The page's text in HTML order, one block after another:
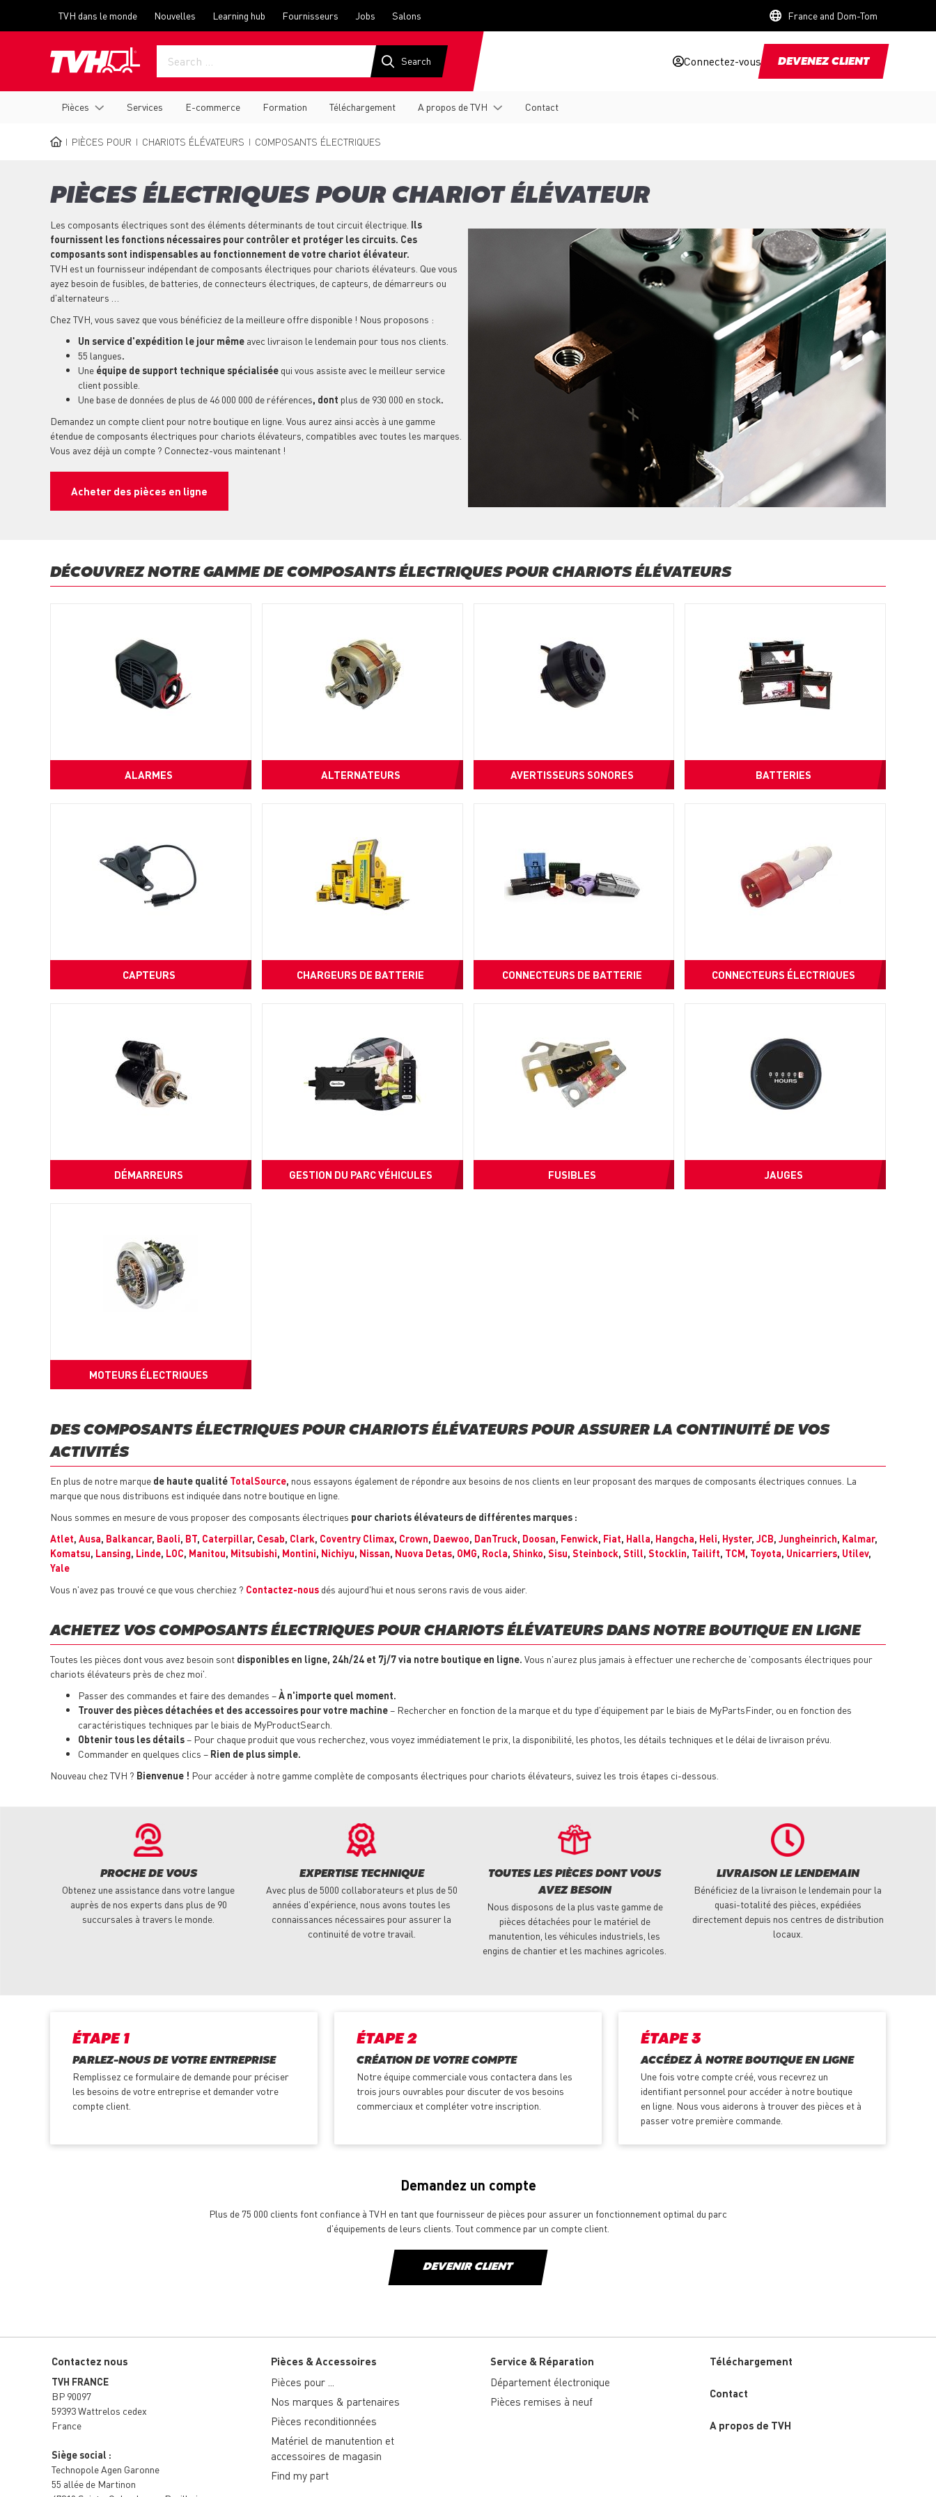
menu
TVH dans le monde Nouvelles Learning hub Fournisseurs Jobs Salons France and Dom-Tom
Connectez-vous DEVENEZ CLIENT
navigation
Pièces Services E-commerce Formation Téléchargement A propos de TVH Contact
PIÈCES POUR CHARIOTS ÉLÉVATEURS COMPOSANTS ÉLECTRIQUES
PIÈCES ÉLECTRIQUES POUR CHARIOT ÉLÉVATEUR
Les composants électriques sont des éléments déterminants de tout circuit électrique. Ils
fournissent les fonctions nécessaires pour contrôler et protéger les circuits. Ces
composants sont indispensables au fonctionnement de votre chariot élévateur.
TVH est un fournisseur indépendant de composants électriques pour chariots élévateurs. Que vous
ayez besoin de fusibles, de batteries, de connecteurs électriques, de capteurs, de démarreurs ou
d'alternateurs …
Chez TVH, vous savez que vous bénéficiez de la meilleure offre disponible ! Nous proposons :
Un service d'expédition le jour même avec livraison le lendemain pour tous nos clients.
55 langues.
Une équipe de support technique spécialisée qui vous assiste avec le meilleur service
client possible.
Une base de données de plus de 46 000 000 de références, dont plus de 930 000 en stock.
Demandez un compte client pour notre boutique en ligne. Vous aurez ainsi accès à une gamme
étendue de composants électriques pour chariots élévateurs, compatibles avec toutes les marques.
Vous avez déjà un compte ? Connectez-vous maintenant !
Acheter des pièces en ligne
DÉCOUVREZ NOTRE GAMME DE COMPOSANTS ÉLECTRIQUES POUR CHARIOTS ÉLÉVATEURS
ALARMES ALTERNATEURS AVERTISSEURS SONORES BATTERIES
CAPTEURS CHARGEURS DE BATTERIE CONNECTEURS DE BATTERIE CONNECTEURS ÉLECTRIQUES
DÉMARREURS GESTION DU PARC VÉHICULES FUSIBLES JAUGES
MOTEURS ÉLECTRIQUES
DES COMPOSANTS ÉLECTRIQUES POUR CHARIOTS ÉLÉVATEURS POUR ASSURER LA CONTINUITÉ DE VOS
ACTIVITÉS
En plus de notre marque de haute qualité TotalSource, nous essayons également de répondre aux besoins de nos clients en leur proposant des marques de composants électriques connues. La
marque que nous distribuons est indiquée dans notre boutique en ligne.
Nous sommes en mesure de vous proposer des composants électriques pour chariots élévateurs de différentes marques :
Atlet, Ausa, Balkancar, Baoli, BT, Caterpillar, Cesab, Clark, Coventry Climax, Crown, Daewoo, DanTruck, Doosan, Fenwick, Fiat, Halla, Hangcha, Heli, Hyster, JCB, Jungheinrich, Kalmar,
Komatsu, Lansing, Linde, LOC, Manitou, Mitsubishi, Montini, Nichiyu, Nissan, Nuova Detas, OMG, Rocla, Shinko, Sisu, Steinbock, Still, Stocklin, Tailift, TCM, Toyota, Unicarriers, Utilev,
Yale
Vous n'avez pas trouvé ce que vous cherchiez ? Contactez-nous dés aujourd'hui et nous serons ravis de vous aider.
ACHETEZ VOS COMPOSANTS ÉLECTRIQUES POUR CHARIOTS ÉLÉVATEURS DANS NOTRE BOUTIQUE EN LIGNE
Toutes les pièces dont vous avez besoin sont disponibles en ligne, 24h/24 et 7j/7 via notre boutique en ligne. Vous n'aurez plus jamais à effectuer une recherche de 'composants électriques pour
chariots élévateurs près de chez moi'.
Passer des commandes et faire des demandes –À n'importe quel moment.
Trouver des pièces détachées et des accessoires pour votre machine– Rechercher en fonction de la marque et du type d'équipement par le biais de MyPartsFinder, ou en fonction des
caractéristiques techniques par le biais de MyProductSearch.
Obtenir tous les détails– Pour chaque produit que vous recherchez, vous voyez immédiatement le prix, la disponibilité, les photos, les détails techniques et le délai de livraison prévu.
Commander en quelques clics – Rien de plus simple.
Nouveau chez TVH ? Bienvenue ! Pour accéder à notre gamme complète de composants électriques pour chariots élévateurs, suivez les trois étapes ci-dessous.
PROCHE DE VOUS
Obtenez une assistance dans votre langue
auprès de nos experts dans plus de 90
succursales à travers le monde.
EXPERTISE TECHNIQUE
Avec plus de 5000 collaborateurs et plus de 50
années d'expérience, nous avons toutes les
connaissances nécessaires pour assurer la
continuité de votre travail.
TOUTES LES PIÈCES DONT VOUS
AVEZ BESOIN
Nous disposons de la plus vaste gamme de
pièces détachées pour le matériel de
manutention, les véhicules industriels, les
engins de chantier et les machines agricoles.
LIVRAISON LE LENDEMAIN
Bénéficiez de la livraison le lendemain pour la
quasi-totalité des pièces, expédiées
directement depuis nos centres de distribution
locaux.
ÉTAPE 1
PARLEZ-NOUS DE VOTRE ENTREPRISE
Remplissez ce formulaire de demande pour préciser
les besoins de votre entreprise et demander votre
compte client.
ÉTAPE 2
CRÉATION DE VOTRE COMPTE
Notre équipe commerciale vous contactera dans les
trois jours ouvrables pour discuter de vos besoins
commerciaux et compléter votre inscription.
ÉTAPE 3
ACCÉDEZ À NOTRE BOUTIQUE EN LIGNE
Une fois votre compte créé, vous recevrez un
identifiant personnel pour accéder à notre boutique
en ligne. Nous vous aiderons à trouver des pièces et à
passer votre première commande.
Demandez un compte
Plus de 75 000 clients font confiance à TVH en tant que fournisseur de pièces pour assurer un fonctionnement optimal du parc
d'équipements de leurs clients. Tout commence par un compte client.
DEVENIR CLIENT
Contactez nous
TVH FRANCE
BP 90097
59393 Wattrelos cedex
France
Siège social :
Technopole Agen Garonne
55 allée de Martinon
Pièces & Accessoires
Pièces pour ...
Nos marques & partenaires
Pièces reconditionnées
Matériel de manutention et
accessoires de magasin
Find my part
Service & Réparation
Département électronique
Pièces remises à neuf
Téléchargement
Custom
Contact
A propos de TVH